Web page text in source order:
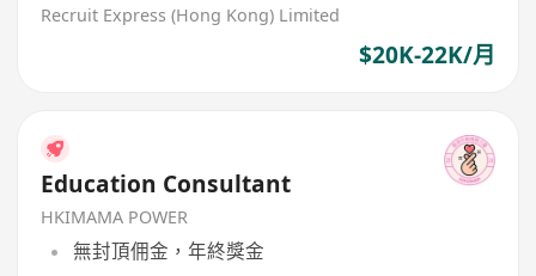
Recruit Express (Hong Kong) Limited
$20K-22K/月
Education Consultant
HKIMAMA POWER
無封頂佣金，年終獎金